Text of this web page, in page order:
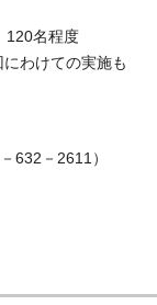
120名程度
けての実施も
632－2611）